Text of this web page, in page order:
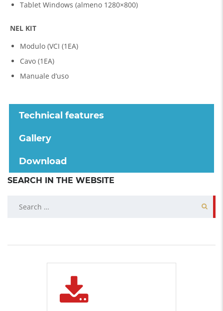
Tablet Windows (almeno 1280×800)
NEL KIT
Modulo (VCI (1EA)
Cavo (1EA)
Manuale d’uso
Technical features
Gallery
Download
SEARCH IN THE WEBSITE